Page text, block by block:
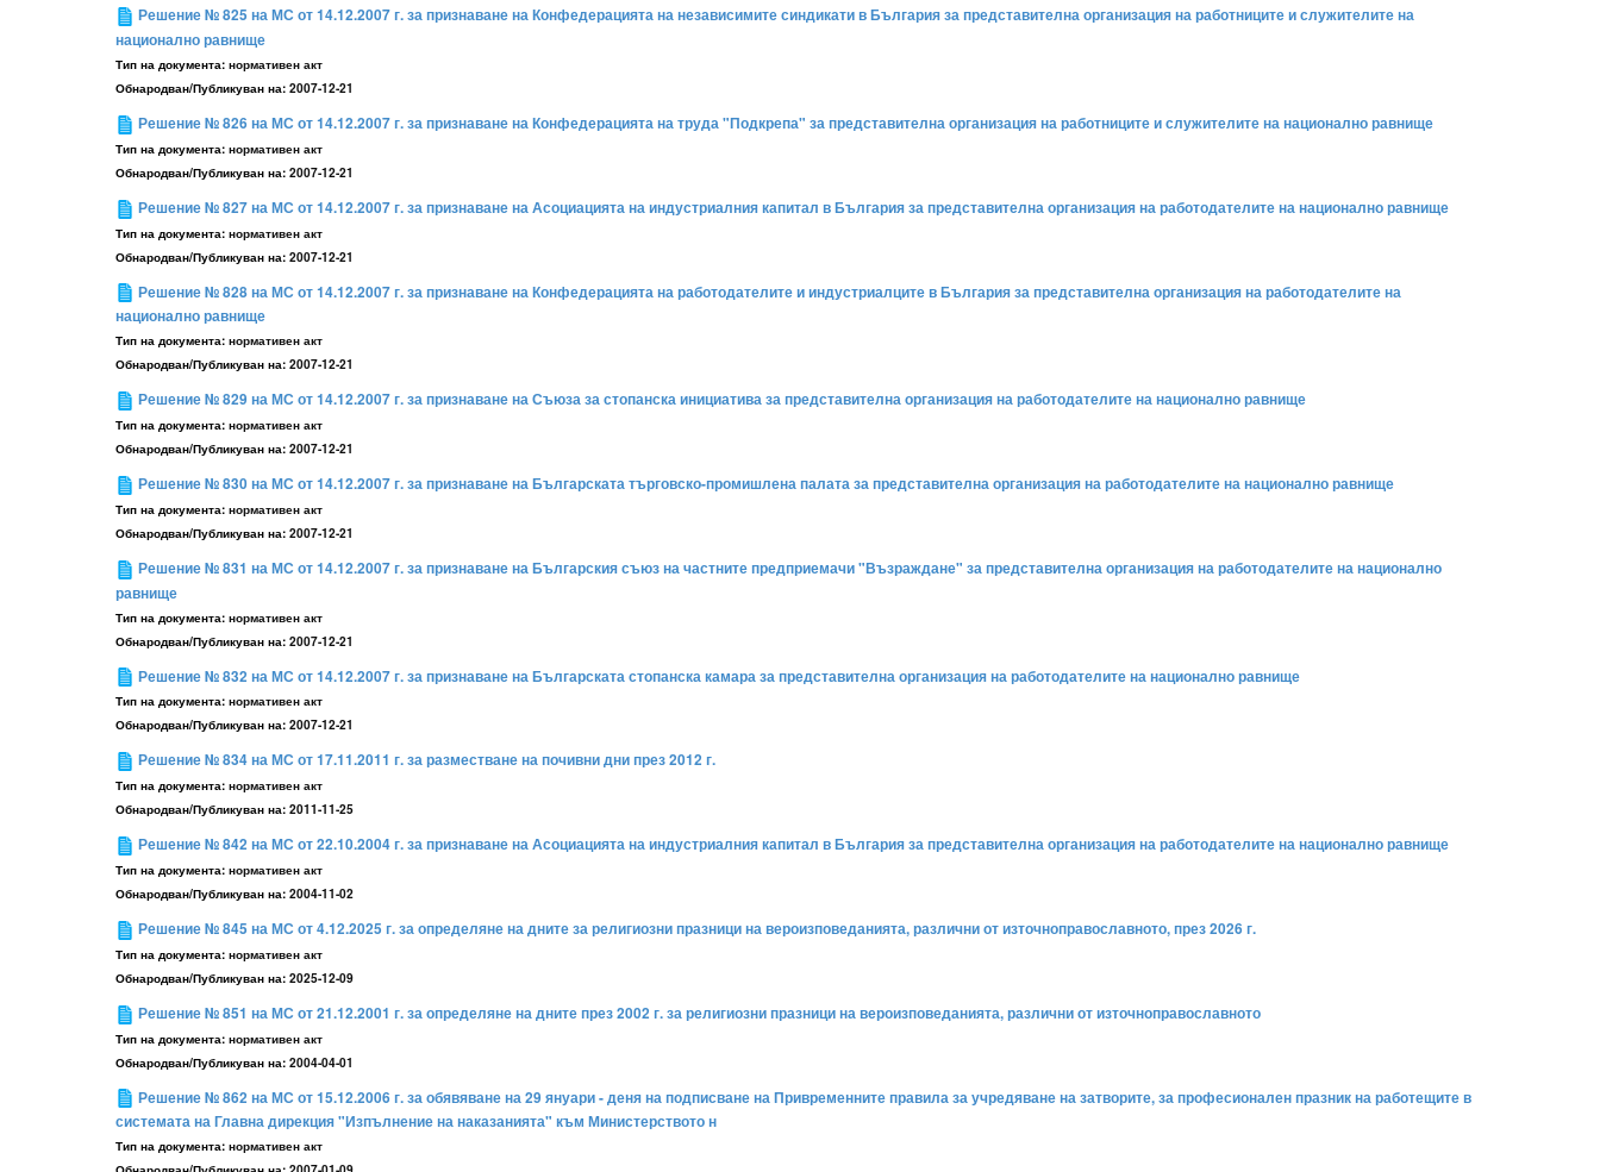
Решение № 825 на МС от 14.12.2007 г. за признаване на Конфедерацията на независимите синдикати в България за представителна организация на работниците и служителите на
национално равнище
Тип на документа: нормативен акт
Обнародван/Публикуван на: 2007-12-21
Решение № 826 на МС от 14.12.2007 г. за признаване на Конфедерацията на труда "Подкрепа" за представителна организация на работниците и служителите на национално равнище
Тип на документа: нормативен акт
Обнародван/Публикуван на: 2007-12-21
Решение № 827 на МС от 14.12.2007 г. за признаване на Асоциацията на индустриалния капитал в България за представителна организация на работодателите на национално равнище
Тип на документа: нормативен акт
Обнародван/Публикуван на: 2007-12-21
Решение № 828 на МС от 14.12.2007 г. за признаване на Конфедерацията на работодателите и индустриалците в България за представителна организация на работодателите на
национално равнище
Тип на документа: нормативен акт
Обнародван/Публикуван на: 2007-12-21
Решение № 829 на МС от 14.12.2007 г. за признаване на Съюза за стопанска инициатива за представителна организация на работодателите на национално равнище
Тип на документа: нормативен акт
Обнародван/Публикуван на: 2007-12-21
Решение № 830 на МС от 14.12.2007 г. за признаване на Българската търговско-промишлена палата за представителна организация на работодателите на национално равнище
Тип на документа: нормативен акт
Обнародван/Публикуван на: 2007-12-21
Решение № 831 на МС от 14.12.2007 г. за признаване на Българския съюз на частните предприемачи "Възраждане" за представителна организация на работодателите на национално
равнище
Тип на документа: нормативен акт
Обнародван/Публикуван на: 2007-12-21
Решение № 832 на МС от 14.12.2007 г. за признаване на Българската стопанска камара за представителна организация на работодателите на национално равнище
Тип на документа: нормативен акт
Обнародван/Публикуван на: 2007-12-21
Решение № 834 на МС от 17.11.2011 г. за разместване на почивни дни през 2012 г.
Тип на документа: нормативен акт
Обнародван/Публикуван на: 2011-11-25
Решение № 842 на МС от 22.10.2004 г. за признаване на Асоциацията на индустриалния капитал в България за представителна организация на работодателите на национално равнище
Тип на документа: нормативен акт
Обнародван/Публикуван на: 2004-11-02
Решение № 845 на МС от 4.12.2025 г. за определяне на дните за религиозни празници на вероизповеданията, различни от източноправославното, през 2026 г.
Тип на документа: нормативен акт
Обнародван/Публикуван на: 2025-12-09
Решение № 851 на МС от 21.12.2001 г. за определяне на дните през 2002 г. за религиозни празници на вероизповеданията, различни от източноправославното
Тип на документа: нормативен акт
Обнародван/Публикуван на: 2004-04-01
Решение № 862 на МС от 15.12.2006 г. за обявяване на 29 януари - деня на подписване на Привременните правила за учредяване на затворите, за професионален празник на работещите в
системата на Главна дирекция "Изпълнение на наказанията" към Министерството н
Тип на документа: нормативен акт